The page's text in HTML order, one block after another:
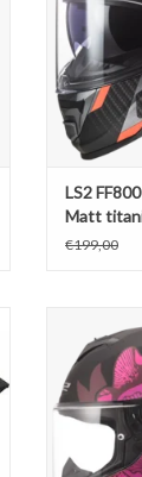
LS2
Matt
€199,00